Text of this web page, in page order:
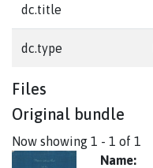
dc.title
dc.type
Files
Original bundle
Now showing 1 - 1 of 1
Name: